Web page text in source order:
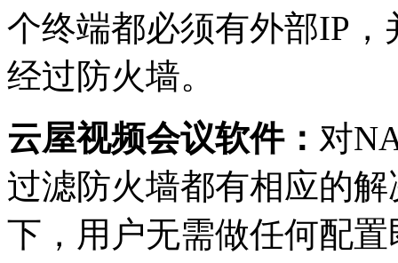
个终端都必须有外部IP
经过防火墙。
云屋视频会议软件： 对
过滤防火墙都有相应的
下，用户无需做任何配